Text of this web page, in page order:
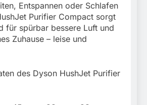
Entspannen oder Schlafen
Purifier Compact sorgt
für spürbar bessere Luft und
Zuhause – leise und
des Dyson HushJet Purifier